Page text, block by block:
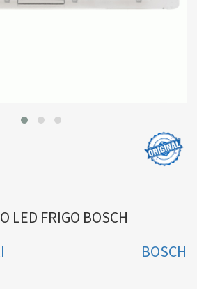
LED FRIGO BOSCH
BOSCH